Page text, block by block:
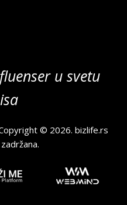
u svetu
© 2026.bizlife.rs